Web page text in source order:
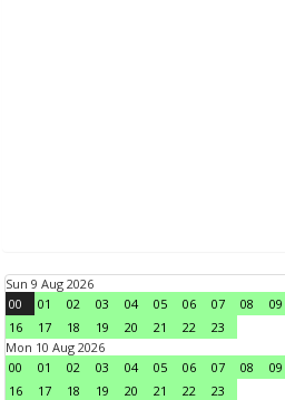
Sun 9 Aug 2026
00
01 02 03 04 05 06 07 08 09
16
17 18 19 20 21 22
23
Mon 10 Aug 2026
00
01 02 03 04 05 06 07 08 09
16
17 18 19 20 21 22
23